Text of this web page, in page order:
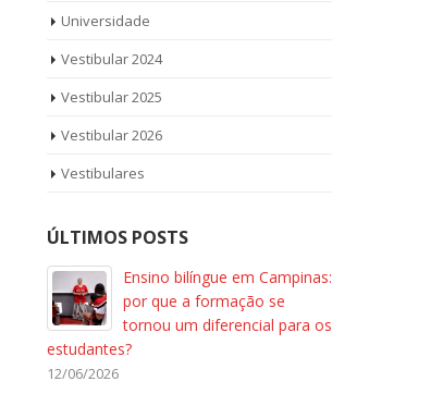
Universidade
Vestibular 2024
Vestibular 2025
Vestibular 2026
Vestibulares
ÚLTIMOS POSTS
Ensino bilíngue em Campinas:
por que a formação se
tornou um diferencial para os
estudantes?
12/06/2026